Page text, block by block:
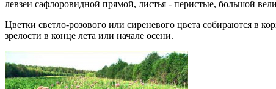
левзеи сафлоровидной прямой, листья - перистые, большой
Цветки светло-розового или сиреневого цвета собираются в
зрелости в конце лета или начале осени.